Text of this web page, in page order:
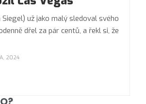
Siegel) už jako malý sledoval svého
dřel za pár centů, a řekl si, že
2024